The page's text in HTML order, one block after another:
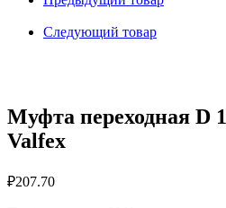
Следующий товар
Муфта переходная D
Valfex
₽207.70